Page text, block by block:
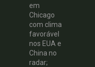
em
Chicago
com clima
favorável
nos EUA e
China no
radar;